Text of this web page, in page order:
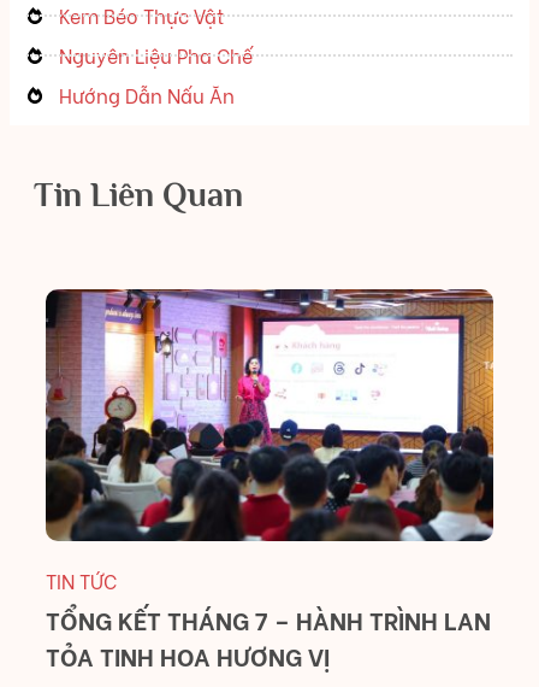
Kem Béo Thực Vật
Nguyên Liệu Pha Chế
Hướng Dẫn Nấu Ăn
Tin Liên Quan
TIN TỨC
TỔNG KẾT THÁNG 7 – HÀNH TRÌNH LAN
TỎA TINH HOA HƯƠNG VỊ